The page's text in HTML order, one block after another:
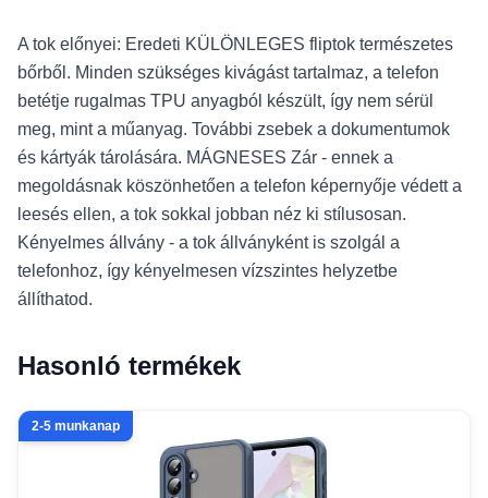
A tok előnyei: Eredeti KÜLÖNLEGES fliptok természetes
bőrből. Minden szükséges kivágást tartalmaz, a telefon
betétje rugalmas TPU anyagból készült, így nem sérül
meg, mint a műanyag. További zsebek a dokumentumok
és kártyák tárolására. MÁGNESES Zár - ennek a
megoldásnak köszönhetően a telefon képernyője védett a
leesés ellen, a tok sokkal jobban néz ki stílusosan.
Kényelmes állvány - a tok állványként is szolgál a
telefonhoz, így kényelmesen vízszintes helyzetbe
állíthatod.
Hasonló termékek
2-5 munkanap